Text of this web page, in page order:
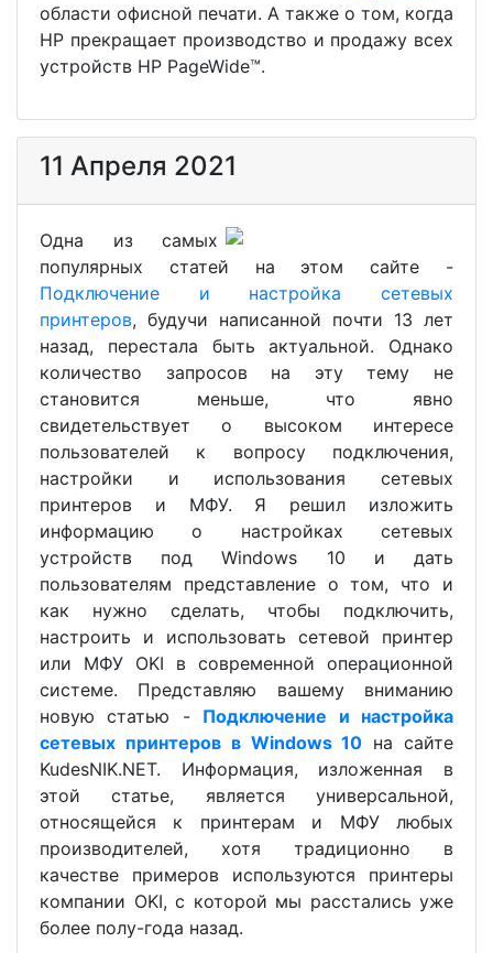
области офисной печати. А также о том, когда
HP прекращает производство и продажу всех
устройств HP PageWide™.
11 Апреля 2021
Одна из самых
популярных статей на этом сайте -
Подключение и настройка сетевых
принтеров, будучи написанной почти 13 лет
назад, перестала быть актуальной. Однако
количество запросов на эту тему не
становится меньше, что явно
свидетельствует о высоком интересе
пользователей к вопросу подключения,
настройки и использования сетевых
принтеров и МФУ. Я решил изложить
информацию о настройках сетевых
устройств под Windows 10 и дать
пользователям представление о том, что и
как нужно сделать, чтобы подключить,
настроить и использовать сетевой принтер
или МФУ OKI в современной операционной
системе. Представляю вашему вниманию
новую статью - Подключение и настройка
сетевых принтеров в Windows 10 на сайте
KudesNIK.NET. Информация, изложенная в
этой статье, является универсальной,
относящейся к принтерам и МФУ любых
производителей, хотя традиционно в
качестве примеров используются принтеры
компании OKI, с которой мы расстались уже
более полу-года назад.